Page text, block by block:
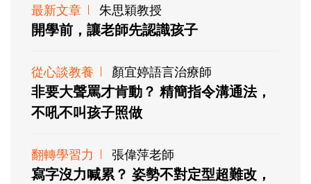
最新文章 朱思穎教授
開學前，讓老師先認識孩子
從心談教養 顏宜婷語言治療師
非要大聲罵才肯動？ 精簡指令溝通法，
不吼不叫孩子照做
翻轉學習力 張偉萍老師
寫字沒力喊累？ 姿勢不對定型超難改，